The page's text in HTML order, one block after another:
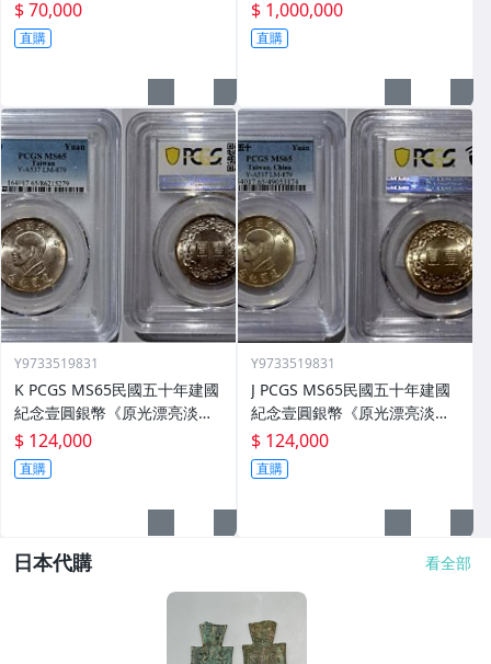
壹枚《BN版僅8枚評級/BN版
逆勢上漲，前景樂觀！》
$ 70,000
直購
六波紋噴砂版《珍稀評級幣/即
將於SBP本年秋拍》
$ 1,000,000
直購
Y9733519831
K PCGS MS65民國五十年建國
紀念壹圓銀幣《原光漂亮淡彩
包漿 》之6
$ 124,000
直購
Y9733519831
J PCGS MS65民國五十年建國
紀念壹圓銀幣《原光漂亮淡彩
包漿》5
$ 124,000
直購
日本代購 看全部